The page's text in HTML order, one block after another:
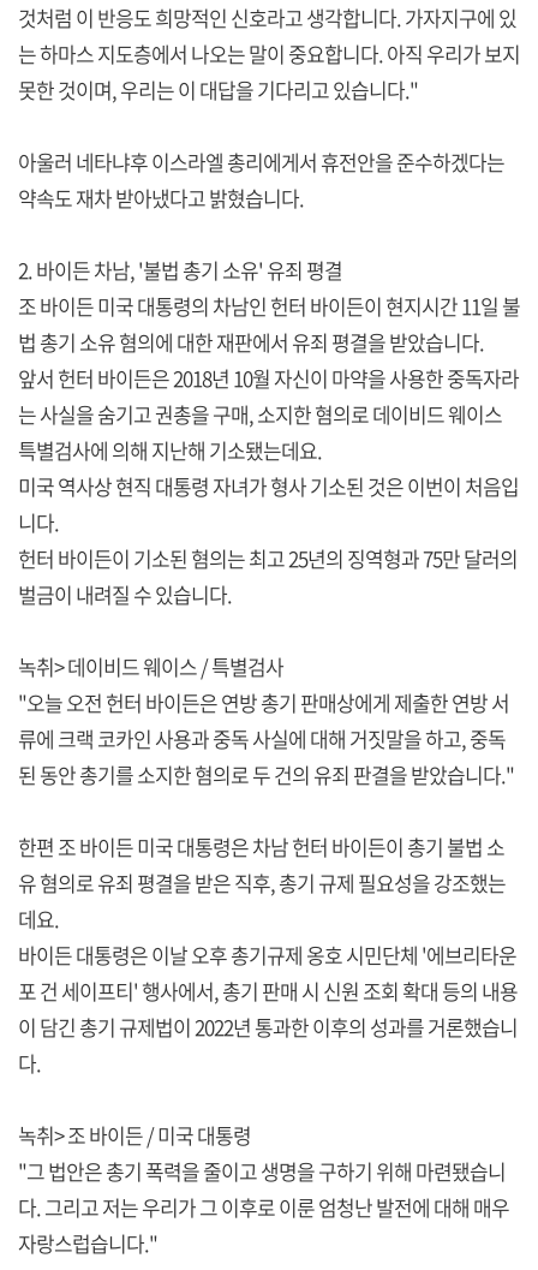
것처럼 이 반응도 희망적인 신호라고 생각합니다. 가자지구에 있
는 하마스 지도층에서 나오는 말이 중요합니다. 아직 우리가 보지
못한 것이며, 우리는 이 대답을 기다리고 있습니다."
아울러 네타냐후 이스라엘 총리에게서 휴전안을 준수하겠다는
약속도 재차 받아냈다고 밝혔습니다.
2. 바이든 차남, '불법 총기 소유' 유죄 평결
조 바이든 미국 대통령의 차남인 헌터 바이든이 현지시간 11일 불
법 총기 소유 혐의에 대한 재판에서 유죄 평결을 받았습니다.
앞서 헌터 바이든은 2018년 10월 자신이 마약을 사용한 중독자라
는 사실을 숨기고 권총을 구매, 소지한 혐의로 데이비드 웨이스
특별검사에 의해 지난해 기소됐는데요.
미국 역사상 현직 대통령 자녀가 형사 기소된 것은 이번이 처음입
니다.
헌터 바이든이 기소된 혐의는 최고 25년의 징역형과 75만 달러의
벌금이 내려질 수 있습니다.
녹취> 데이비드 웨이스 / 특별검사
"오늘 오전 헌터 바이든은 연방 총기 판매상에게 제출한 연방 서
류에 크랙 코카인 사용과 중독 사실에 대해 거짓말을 하고, 중독
된 동안 총기를 소지한 혐의로 두 건의 유죄 판결을 받았습니다."
한편 조 바이든 미국 대통령은 차남 헌터 바이든이 총기 불법 소
유 혐의로 유죄 평결을 받은 직후, 총기 규제 필요성을 강조했는
데요.
바이든 대통령은 이날 오후 총기규제 옹호 시민단체 '에브리타운
포 건 세이프티' 행사에서, 총기 판매 시 신원 조회 확대 등의 내용
이 담긴 총기 규제법이 2022년 통과한 이후의 성과를 거론했습니
다.
녹취> 조 바이든 / 미국 대통령
"그 법안은 총기 폭력을 줄이고 생명을 구하기 위해 마련됐습니
다. 그리고 저는 우리가 그 이후로 이룬 엄청난 발전에 대해 매우
자랑스럽습니다."